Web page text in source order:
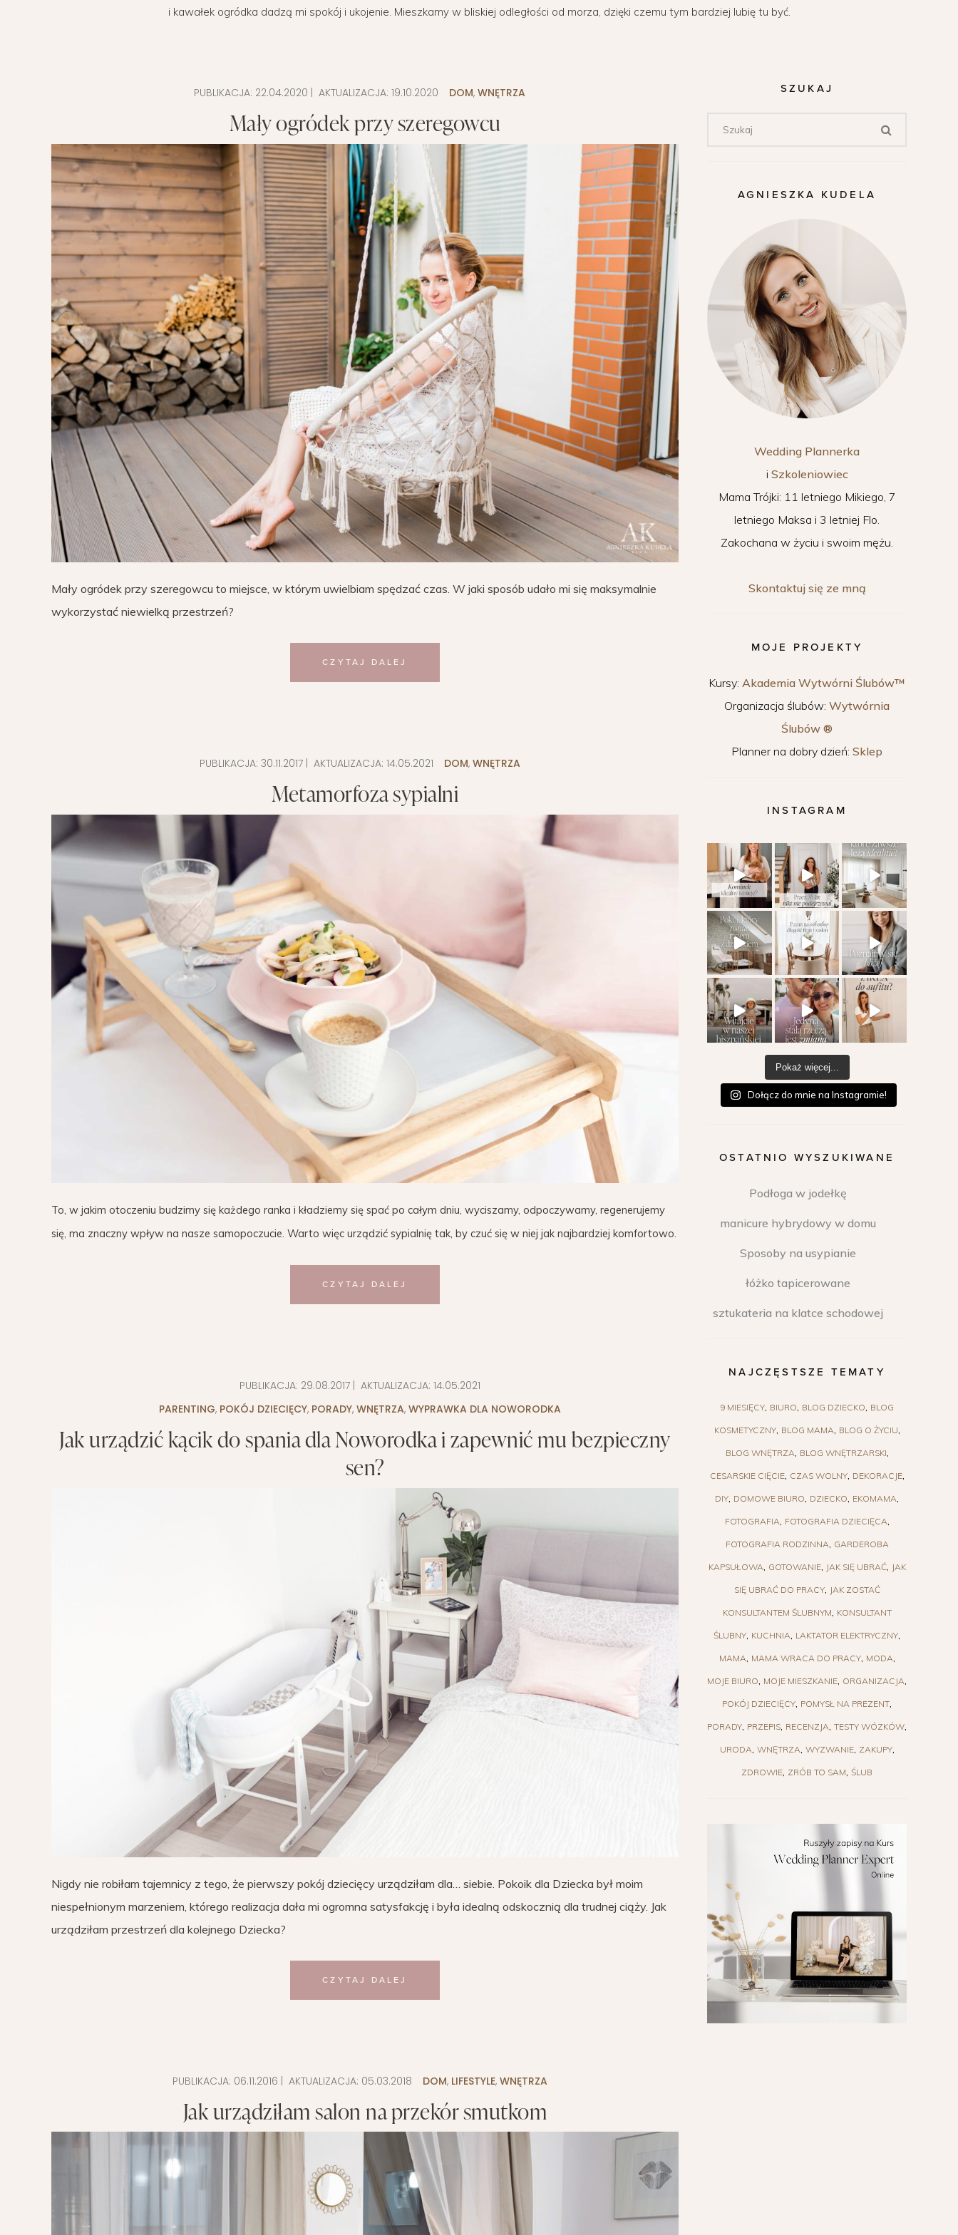
PORADY DLA RODZICÓW
ROZSZERZANIE DIETY
WÓZKI DZIECIĘCE
WAKACJE Z DZIEĆMI
WYPRAWKA
URODA
ZDROWIE
WYPRAWKA
i kawałek ogródka dadzą mi spokój i ukojenie. Mieszkamy w bliskiej odległości od morza, dzięki czemu tym bardziej lubię tu być.
PUBLIKACJA: 22.04.2020 | AKTUALIZACJA: 19.10.2020 DOM, WNĘTRZA
Mały ogródek przy szeregowcu
Mały ogródek przy szeregowcu to miejsce, w którym uwielbiam spędzać czas. W jaki sposób udało mi się maksymalnie
wykorzystać niewielką przestrzeń?
CZYTAJ DALEJ
PUBLIKACJA: 30.11.2017| AKTUALIZACJA: 14.05.2021 DOM, WNĘTRZA
Metamorfoza sypialni
To, w jakim otoczeniu budzimy się każdego ranka i kładziemy się spać po całym dniu, wyciszamy, odpoczywamy, regenerujemy
się, ma znaczny wpływ na nasze samopoczucie. Warto więc urządzić sypialnię tak, by czuć się w niej jak najbardziej komfortowo.
CZYTAJ DALEJ
PUBLIKACJA: 29.08.2017| AKTUALIZACJA: 14.05.2021
PARENTING, POKÓJ DZIECIĘCY, PORADY, WNĘTRZA, WYPRAWKA DLA NOWORODKA
Jak urządzić kącik do spania dla Noworodka i zapewnić mu bezpieczny
sen?
Nigdy nie robiłam tajemnicy z tego, że pierwszy pokój dziecięcy urządziłam dla… siebie. Pokoik dla Dziecka był moim
niespełnionym marzeniem, którego realizacja dała mi ogromna satysfakcję i była idealną odskocznią dla trudnej ciąży. Jak
urządziłam przestrzeń dla kolejnego Dziecka?
CZYTAJ DALEJ
PUBLIKACJA: 06.11.2016 | AKTUALIZACJA: 05.03.2018 DOM, LIFESTYLE, WNĘTRZA
Jak urządziłam salon na przekór smutkom
SZUKAJ
AGNIESZKA KUDELA
Wedding Plannerka
i Szkoleniowiec
Mama Trójki: 11 letniego Mikiego, 7
letniego Maksa i 3 letniej Flo.
Zakochana w życiu i swoim mężu.
Skontaktuj się ze mną
MOJE PROJEKTY
Kursy: Akademia Wytwórni Ślubów™
Organizacja ślubów: Wytwórnia
Ślubów ®
Planner na dobry dzień: Sklep
INSTAGRAM
Pokaż więcej...
Dołącz do mnie na Instagramie!
OSTATNIO WYSZUKIWANE
Podłoga w jodełkę
manicure hybrydowy w domu
Sposoby na usypianie
łóżko tapicerowane
sztukateria na klatce schodowej
NAJCZĘSTSZE TEMATY
9 MIESIĘCY BIURO BLOG DZIECKO BLOG
KOSMETYCZNY BLOG MAMA BLOG O ŻYCIU
BLOG WNĘTRZA BLOG WNĘTRZARSKI
CESARSKIE CIĘCIE CZAS WOLNY DEKORACJE
DIY DOMOWE BIURO DZIECKO EKOMAMA
FOTOGRAFIA FOTOGRAFIA DZIECIĘCA
FOTOGRAFIA RODZINNA GARDEROBA
KAPSUŁOWA GOTOWANIE JAK SIĘ UBRAĆ JAK
SIĘ UBRAĆ DO PRACY JAK ZOSTAĆ
KONSULTANTEM ŚLUBNYM KONSULTANT
ŚLUBNY KUCHNIA LAKTATOR ELEKTRYCZNY
MAMA MAMA WRACA DO PRACY MODA
MOJE BIURO MOJE MIESZKANIE ORGANIZACJA
POKÓJ DZIECIĘCY POMYSŁ NA PREZENT
PORADY PRZEPIS RECENZJA TESTY WÓZKÓW
URODA WNĘTRZA WYZWANIE ZAKUPY
ZDROWIE ZRÓB TO SAM ŚLUB